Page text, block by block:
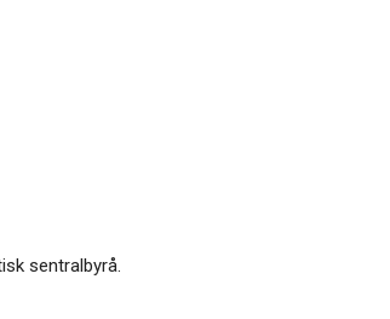
sentralbyrå.